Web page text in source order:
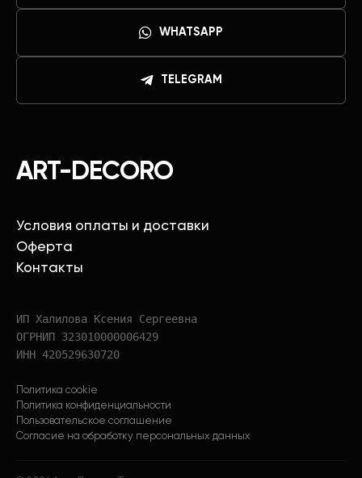
ART-DECORO
Условия оплаты и доставки
Оферта
Контакты
ИП Халилова Ксения Сергеевна
ОГРНИП 323010000006429
ИНН 420529630720
Политика cookie
Политика конфиденциальности
Пользовательское соглашение
Согласие на обработку персональных данных
WHATSAPP
TELEGRAM